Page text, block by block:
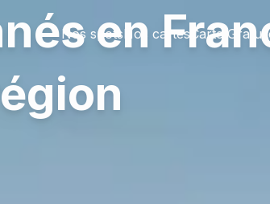
Nos spotsNos cartes Carte
en